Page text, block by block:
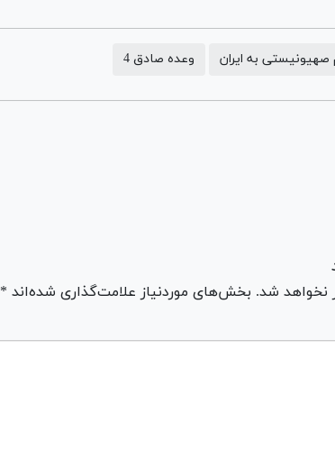
صهیونیستی به ایران وعده صادق 4
نخواهد شد. بخش‌های موردنیاز علامت‌گذاری شده‌اند *